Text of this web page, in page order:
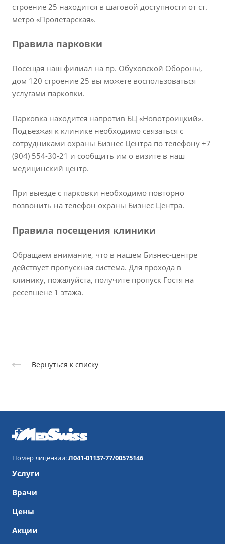
строение 25 находится в шаговой доступности от ст.
метро «Пролетарская».
Правила парковки
Посещая наш филиал на пр. Обуховской Обороны,
дом 120 строение 25 вы можете воспользоваться
услугами парковки.
Парковка находится напротив БЦ «Новотроицкий».
Подъезжая к клинике необходимо связаться с
сотрудниками охраны Бизнес Центра по телефону +7
(904) 554-30-21 и сообщить им о визите в наш
медицинский центр.
При выезде с парковки необходимо повторно
позвонить на телефон охраны Бизнес Центра.
Правила посещения клиники
Обращаем внимание, что в нашем Бизнес-центре
действует пропускная система. Для прохода в
клинику, пожалуйста, получите пропуск Гостя на
ресепшене 1 этажа.
Вернуться к списку
Номер лицензии:Л041-01137-77/00575146
Услуги
Врачи
Цены
Акции